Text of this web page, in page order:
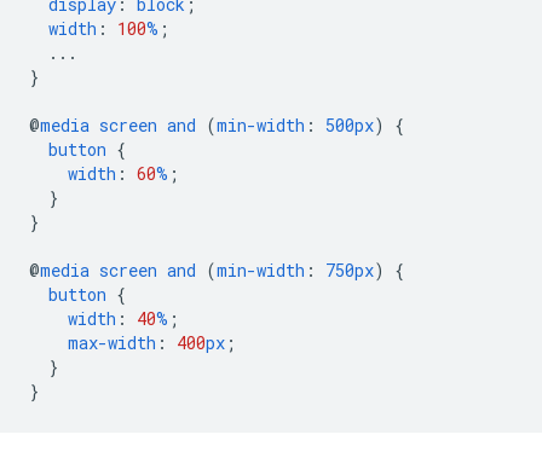
width : 100% ;
...
}
@media screen and (min-width : 500px)
{
button {
width : 60% ;
}
}
@media screen and (min-width : 750px)
{
button {
width : 40% ;
max-width : 400px ;
}
}